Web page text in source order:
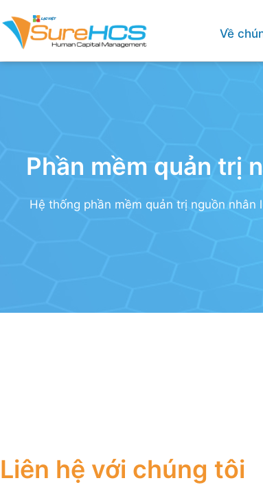
Về
Phần mềm quản trị
Hệ thống phần mềm quản trị nguồn
Liên hệ với chúng tôi